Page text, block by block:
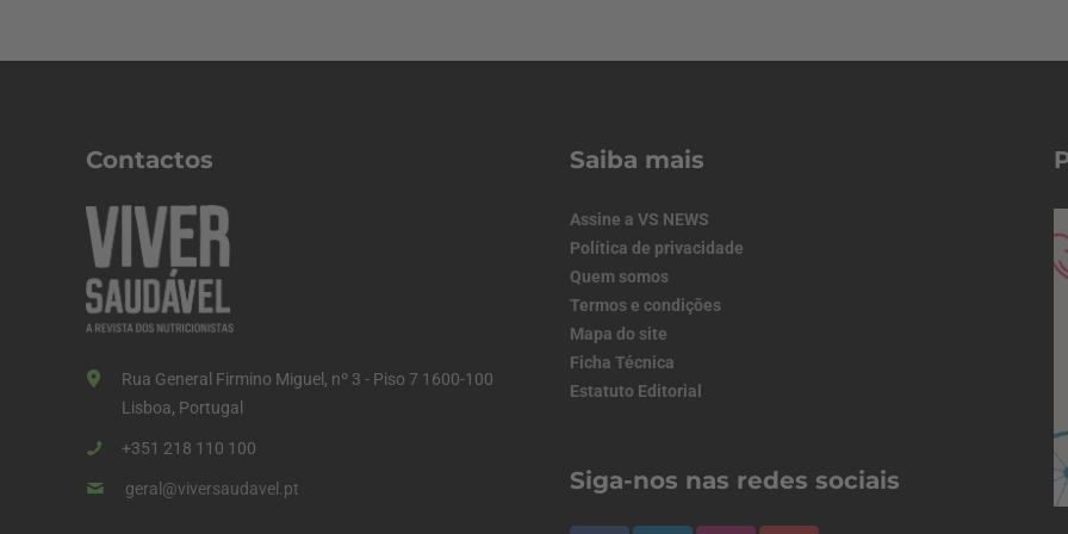
Contactos
Rua General Firmino Miguel, nº 3 - Piso 7 1600-100
Lisboa, Portugal
+351 218 110 100
geral@viversaudavel.pt
Saiba mais
Assine a VS NEWS
Política de privacidade
Quem somos
Termos e condições
Mapa do site
Ficha Técnica
Estatuto Editorial
Siga-nos nas redes sociais